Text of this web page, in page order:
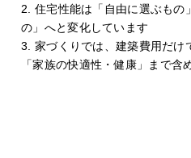
住宅性能は「自由に選ぶもの
の」へと変化しています
家づくりでは、建築費用だけ
「家族の快適性・健康」まで含